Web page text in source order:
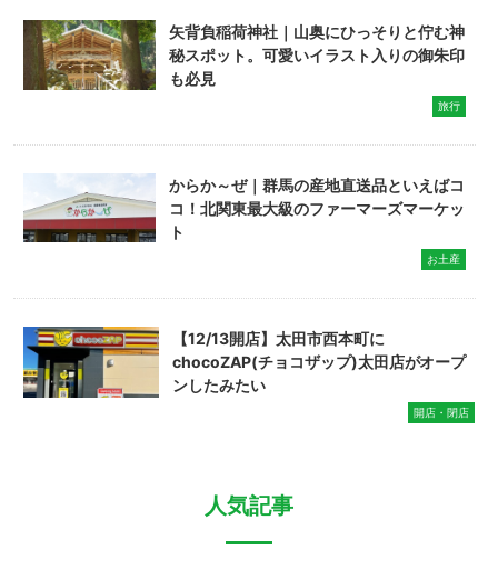
矢背負稲荷神社｜山奥にひっそりと佇む神
秘スポット。可愛いイラスト入りの御朱印
も必見
旅行
からか～ぜ｜群馬の産地直送品といえばコ
コ！北関東最大級のファーマーズマーケッ
ト
お土産
【12/13開店】太田市西本町に
chocoZAP(チョコザップ)太田店がオープ
ンしたみたい
開店・閉店
人気記事